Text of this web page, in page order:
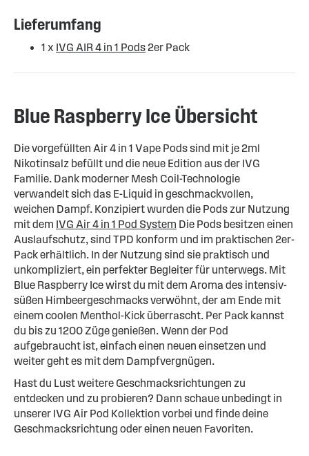
Lieferumfang
1 x IVG AIR 4 in 1 Pods 2er Pack
Blue Raspberry Ice Übersicht
Die vorgefüllten Air 4 in 1 Vape Pods sind mit je 2ml
Nikotinsalz befüllt und die neue Edition aus der IVG
Familie. Dank moderner Mesh Coil-Technologie
verwandelt sich das E-Liquid in geschmackvollen,
weichen Dampf. Konzipiert wurden die Pods zur Nutzung
mit dem IVG Air 4 in 1 Pod System Die Pods besitzen einen
Auslaufschutz, sind TPD konform und im praktischen 2er-
Pack erhältlich. In der Nutzung sind sie praktisch und
unkompliziert, ein perfekter Begleiter für unterwegs. Mit
Blue Raspberry Ice wirst du mit dem Aroma des intensiv-
süßen Himbeergeschmacks verwöhnt, der am Ende mit
einem coolen Menthol-Kick überrascht. Per Pack kannst
du bis zu 1200 Züge genießen. Wenn der Pod
aufgebraucht ist, einfach einen neuen einsetzen und
weiter geht es mit dem Dampfvergnügen.
Hast du Lust weitere Geschmacksrichtungen zu
entdecken und zu probieren? Dann schaue unbedingt in
unserer IVG Air Pod Kollektion vorbei und finde deine
Geschmacksrichtung oder einen neuen Favoriten.